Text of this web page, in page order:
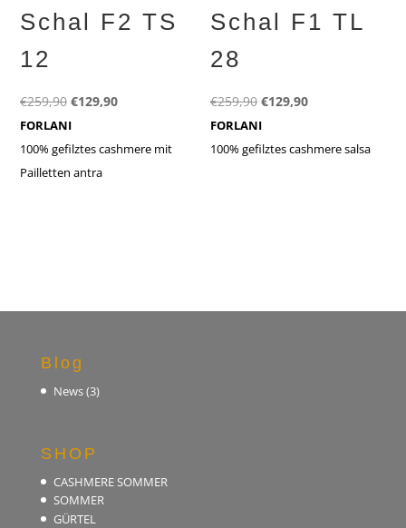
Schal F2 TS
12
€259,90 Ursprünglicher
Preis
war:
€259,90
€129,90Aktueller
ist:
FORLANI
100% gefilztes cashmere mit
Pailletten antra
Schal F1 TL
28
€259,90 Ursprünglicher
Preis
war:
€129,90Aktueller
ist:
FORLANI
100% gefilztes cashmere salsa
Blog
News(3)
SHOP
CASHMERE SOMMER
SOMMER
GÜRTEL